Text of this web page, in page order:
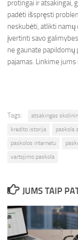
protingai ir atsakingai,
padėti išspręsti
neskubėti, atlikti namų
įvertinti savo
ne gaunate
pajamas. Linkime
Tags: atsakingas
kredito istorija
paskola
paskolos internetu
vartojimo paskola
JUMS TAIP